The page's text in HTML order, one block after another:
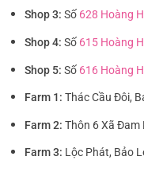
Shop 3: Số 628 Hoàng
Shop 4: Số 615 Hoàng
Shop 5: Số 616 Hoàng
Farm 1: Thác Cầu Đôi,
Farm 2: Thôn 6 Xã Đam
Farm 3: Lộc Phát, Bảo